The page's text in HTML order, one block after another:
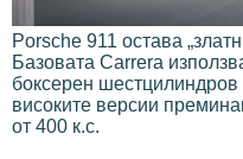
Porsche 911 остава
Базовата Carrera
боксерен шестцилиндров
високите версии
от 400 к.с.